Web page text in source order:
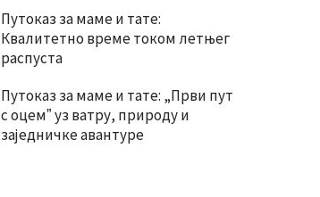
Путоказ за маме и тате:
Квалитетно време током летњег
распуста
Путоказ за маме и тате: „Први пут
с оцемˮ уз ватру, природу и
заједничке авантуре